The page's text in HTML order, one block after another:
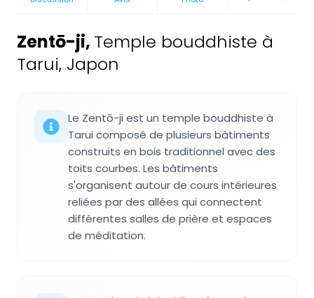
Zentō-ji, Temple bouddhiste à
Tarui, Japon
Le Zentō-ji est un temple bouddhiste à
Tarui composé de plusieurs bâtiments
construits en bois traditionnel avec des
toits courbes. Les bâtiments
s'organisent autour de cours intérieures
reliées par des allées qui connectent
différentes salles de prière et espaces
de méditation.